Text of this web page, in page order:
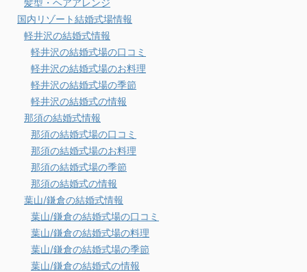
髪型・ヘアアレンジ
国内リゾート結婚式場情報
軽井沢の結婚式情報
軽井沢の結婚式場の口コミ
軽井沢の結婚式場のお料理
軽井沢の結婚式場の季節
軽井沢の結婚式の情報
那須の結婚式情報
那須の結婚式場の口コミ
那須の結婚式場のお料理
那須の結婚式場の季節
那須の結婚式の情報
葉山/鎌倉の結婚式情報
葉山/鎌倉の結婚式場の口コミ
葉山/鎌倉の結婚式場の料理
葉山/鎌倉の結婚式場の季節
葉山/鎌倉の結婚式の情報